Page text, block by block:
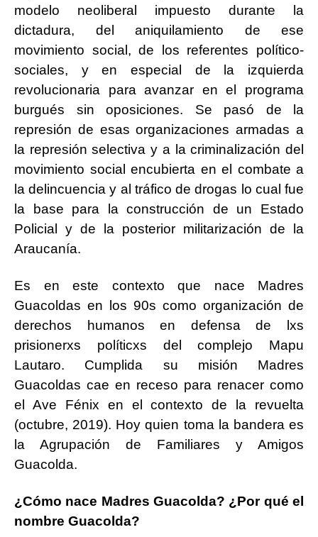
modelo neoliberal impuesto durante la
dictadura, del aniquilamiento de ese
movimiento social, de los referentes político-
sociales, y en especial de la izquierda
revolucionaria para avanzar en el programa
burgués sin oposiciones. Se pasó de la
represión de esas organizaciones armadas a
la represión selectiva y a la criminalización del
movimiento social encubierta en el combate a
la delincuencia y al tráfico de drogas lo cual fue
la base para la construcción de un Estado
Policial y de la posterior militarización de la
Araucanía.
Es en este contexto que nace Madres
Guacoldas en los 90s como organización de
derechos humanos en defensa de lxs
prisionerxs políticxs del complejo Mapu
Lautaro. Cumplida su misión Madres
Guacoldas cae en receso para renacer como
el Ave Fénix en el contexto de la revuelta
(octubre, 2019). Hoy quien toma la bandera es
la Agrupación de Familiares y Amigos
Guacolda.
¿Cómo nace Madres Guacolda? ¿Por qué el
nombre Guacolda?